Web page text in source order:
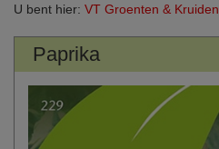
U bent hier: VT Groenten & Kruiden
Paprika